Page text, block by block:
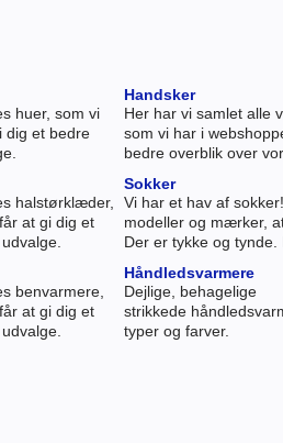
huer, som vi
dig et bedre
Handsker
Her har vi samlet alle
som vi har i
bedre overblik over
halstørklæder,
at gi dig et
Sokker
Vi har et hav af
modeller og mærker,
Der er tykke og tynde.
finde et par, der også
fødder varme.
benvarmere,
at gi dig et
Håndledsvarmere
Dejlige, behagelige
strikkede
typer og farver.